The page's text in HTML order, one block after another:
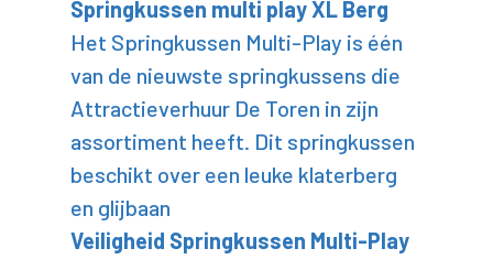
Springkussen multi play XL Berg
Het Springkussen Multi-Play is één
van de nieuwste springkussens die
Attractieverhuur De Toren in zijn
assortiment heeft. Dit springkussen
beschikt over een leuke klaterberg
en glijbaan
Veiligheid Springkussen Multi-Play